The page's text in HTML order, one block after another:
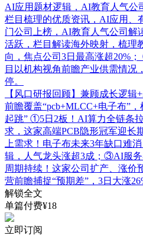
AI应用题材逻辑，AI教育人气公
栏目梳理的优质资讯，AI应用、
门公司上榜，AI教育人气公司
活跃，栏目解读海外映射，梳理
向，焦点公司3日最高涨超20%
目以机构视角前瞻产业供需情况
停。
【风口研报回顾】兼顾成长逻
前瞻覆盖“pcb+MLCC+电子布”
起跳” ①5日2板！AI算力全链条
求，这家高端PCB隐形冠军迎
上需求！电子布未来3年缺口难
辑，人气龙头涨超3成；③AI服
周期持续！这家公司扩产、涨价
营前瞻捕捉“预期差”，3日大涨
解锁全文
单篇付费¥18
立即订阅